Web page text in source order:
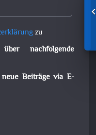
zu
nachfolgende
Beiträge via E-